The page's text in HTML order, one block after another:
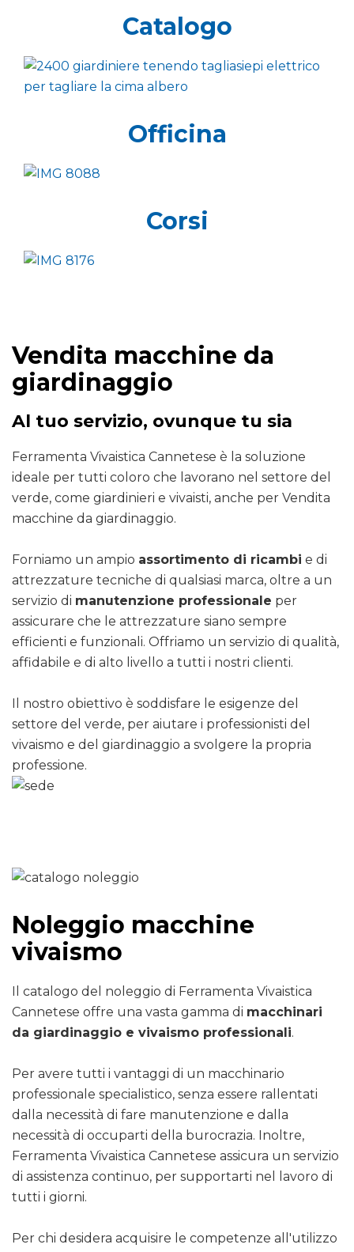
Catalogo
Officina
Corsi
Vendita macchine da
giardinaggio
Al tuo servizio, ovunque tu sia
Ferramenta Vivaistica Cannetese è la soluzione
ideale per tutti coloro che lavorano nel settore del
verde, come giardinieri e vivaisti, anche per Vendita
macchine da giardinaggio.
Forniamo un ampio assortimento di ricambi e di
attrezzature tecniche di qualsiasi marca, oltre a un
servizio di manutenzione professionale per
assicurare che le attrezzature siano sempre
efficienti e funzionali. Offriamo un servizio di qualità,
affidabile e di alto livello a tutti i nostri clienti.
Il nostro obiettivo è soddisfare le esigenze del
settore del verde, per aiutare i professionisti del
vivaismo e del giardinaggio a svolgere la propria
professione.
Noleggio macchine
vivaismo
Il catalogo del noleggio di Ferramenta Vivaistica
Cannetese offre una vasta gamma di macchinari
da giardinaggio e vivaismo professionali.
Per avere tutti i vantaggi di un macchinario
professionale specialistico, senza essere rallentati
dalla necessità di fare manutenzione e dalla
necessità di occuparti della burocrazia. Inoltre,
Ferramenta Vivaistica Cannetese assicura un servizio
di assistenza continuo, per supportarti nel lavoro di
tutti i giorni.
Per chi desidera acquisire le competenze all'utilizzo